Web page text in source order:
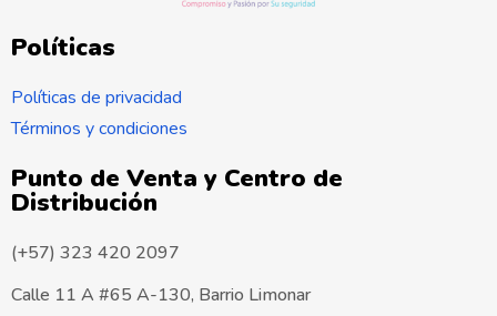
Políticas
Políticas de privacidad
Términos y condiciones
Punto de Venta y Centro de
Distribución
(+57) 323 420 2097
Calle 11 A #65 A-130, Barrio Limonar